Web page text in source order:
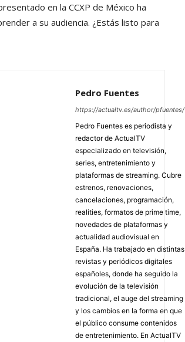
en la CCXP de México ha
a su audiencia. ¿Estás listo para
Pedro Fuentes
https://actualtv.es/author/pfuentes/
Pedro Fuentes es periodista y
redactor de ActualTV
especializado en televisión,
series, entretenimiento y
plataformas de streaming. Cubre
estrenos, renovaciones,
cancelaciones, programación,
realities, formatos de prime time,
novedades de plataformas y
actualidad audiovisual en
España. Ha trabajado en distintas
revistas y periódicos digitales
españoles, donde ha seguido la
evolución de la televisión
tradicional, el auge del streaming
y los cambios en la forma en que
el público consume contenidos
de entretenimiento. En ActualTV